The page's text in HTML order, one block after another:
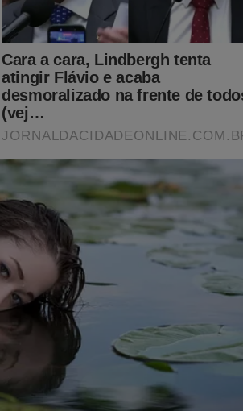
chegando... No polêmico livro"Supremo
foram expostos! Nessa obra estão
ações do judiciário que o "sistema" quer
na mão? Clique no link abaixo:
supremo-silencio-o-que-voce-nao-